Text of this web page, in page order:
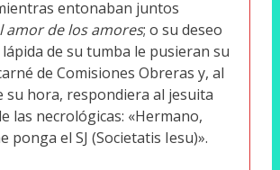
entonaban juntos
amor de los amores; o su deseo
de su tumba le pusieran su
de Comisiones Obreras y, al
su hora, respondiera al jesuita
las necrológicas: «Hermano,
ponga el SJ (Societatis Iesu)».